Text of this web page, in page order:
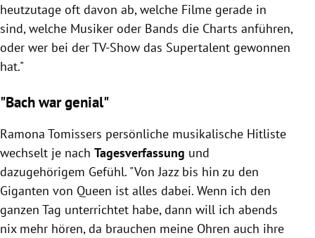
heutzutage oft davon ab, welche Filme gerade in
sind, welche Musiker oder Bands die Charts anführen,
oder wer bei der TV-Show das Supertalent gewonnen
hat."
"Bach war genial"
Ramona Tomissers persönliche musikalische Hitliste
wechselt je nach Tagesverfassung und
dazugehörigem Gefühl. "Von Jazz bis hin zu den
Giganten von Queen ist alles dabei. Wenn ich den
ganzen Tag unterrichtet habe, dann will ich abends
nix mehr hören, da brauchen meine Ohren auch ihre